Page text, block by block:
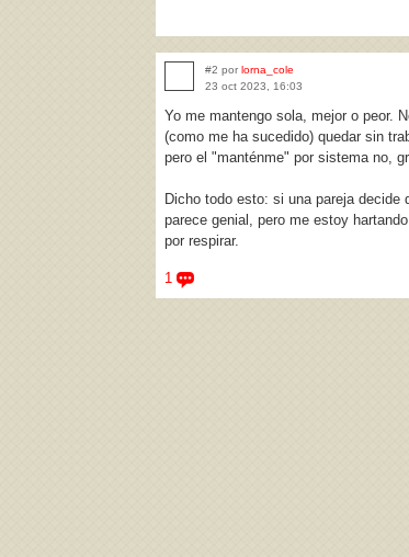
#2 por lorna_cole
23 oct 2023, 16:03
Yo me mantengo sola, mejor o peor.
(como me ha sucedido) quedar sin
pero el "manténme" por sistema no,
Dicho todo esto: si una pareja
parece genial, pero me estoy
por respirar.
1